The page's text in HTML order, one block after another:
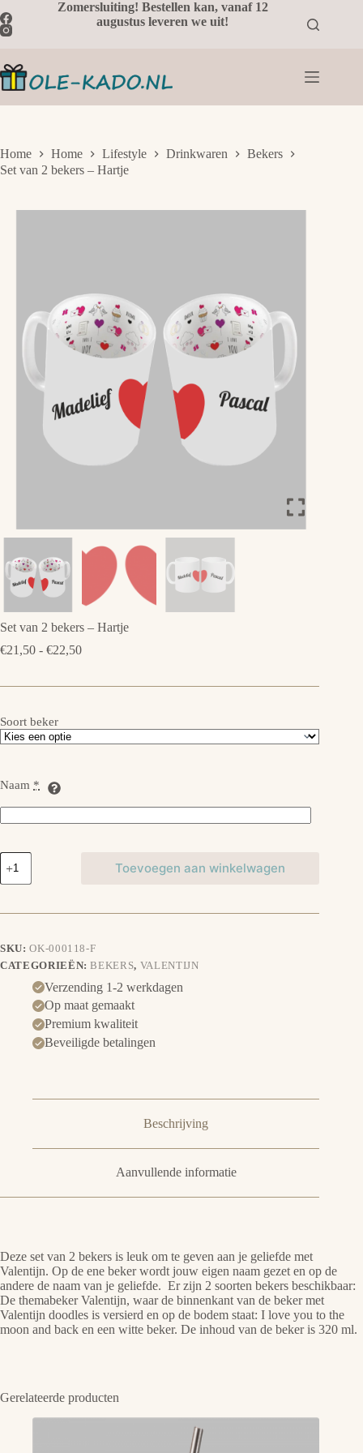
naar
de
Zomersluiting! Bestellen kan, vanaf 12
augustus leveren we uit!
Home Home Lifestyle Drinkwaren
Bekers
Set van 2 bekers – Hartje
Set van 2 bekers – Hartje
€21,50 - €22,50Prijsklasse:
Soort beker
Naam *
Set
van
2
-
Toevoegen aan winkelwagen
SKU:OK-000118-F
CATEGORIEËN:BEKERS, VALENTIJN
Verzending 1-2 werkdagen
Op maat gemaakt
Premium kwaliteit
Beveiligde betalingen
Beschrijving
Aanvullende informatie
Deze set van 2 bekers is leuk om te geven aan je geliefde met
Valentijn. Op de ene beker wordt jouw eigen naam gezet en op de
andere de naam van je geliefde. Er zijn 2 soorten bekers beschikbaar:
De themabeker Valentijn, waar de binnenkant van de beker met
Valentijn doodles is versierd en op de bodem staat: I love you to the
moon and back en een witte beker. De inhoud van de beker is 320 ml.
Gerelateerde producten